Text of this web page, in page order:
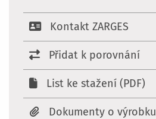
Kontakt ZARGES
Přidat k porovnání
List ke stažení (PDF)
Dokumenty o výrobku